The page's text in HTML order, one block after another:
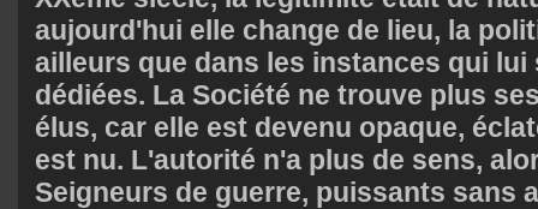
aujourd'hui elle change de lieu, la
ailleurs que dans les instances qui
dédiées. La Société ne trouve plus
élus, car elle est devenu opaque,
est nu. L'autorité n'a plus de sens,
Seigneurs de guerre, puissants sans